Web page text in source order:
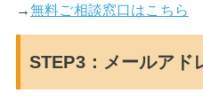
→無料ご相談窓口はこちら
STEP3：メールアド